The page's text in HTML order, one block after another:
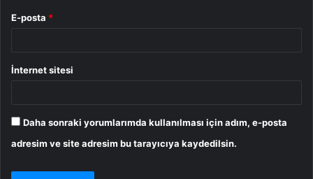
E-posta *
İnternet sitesi
Daha sonraki yorumlarımda kullanılması için adım, e-posta
adresim ve site adresim bu tarayıcıya kaydedilsin.